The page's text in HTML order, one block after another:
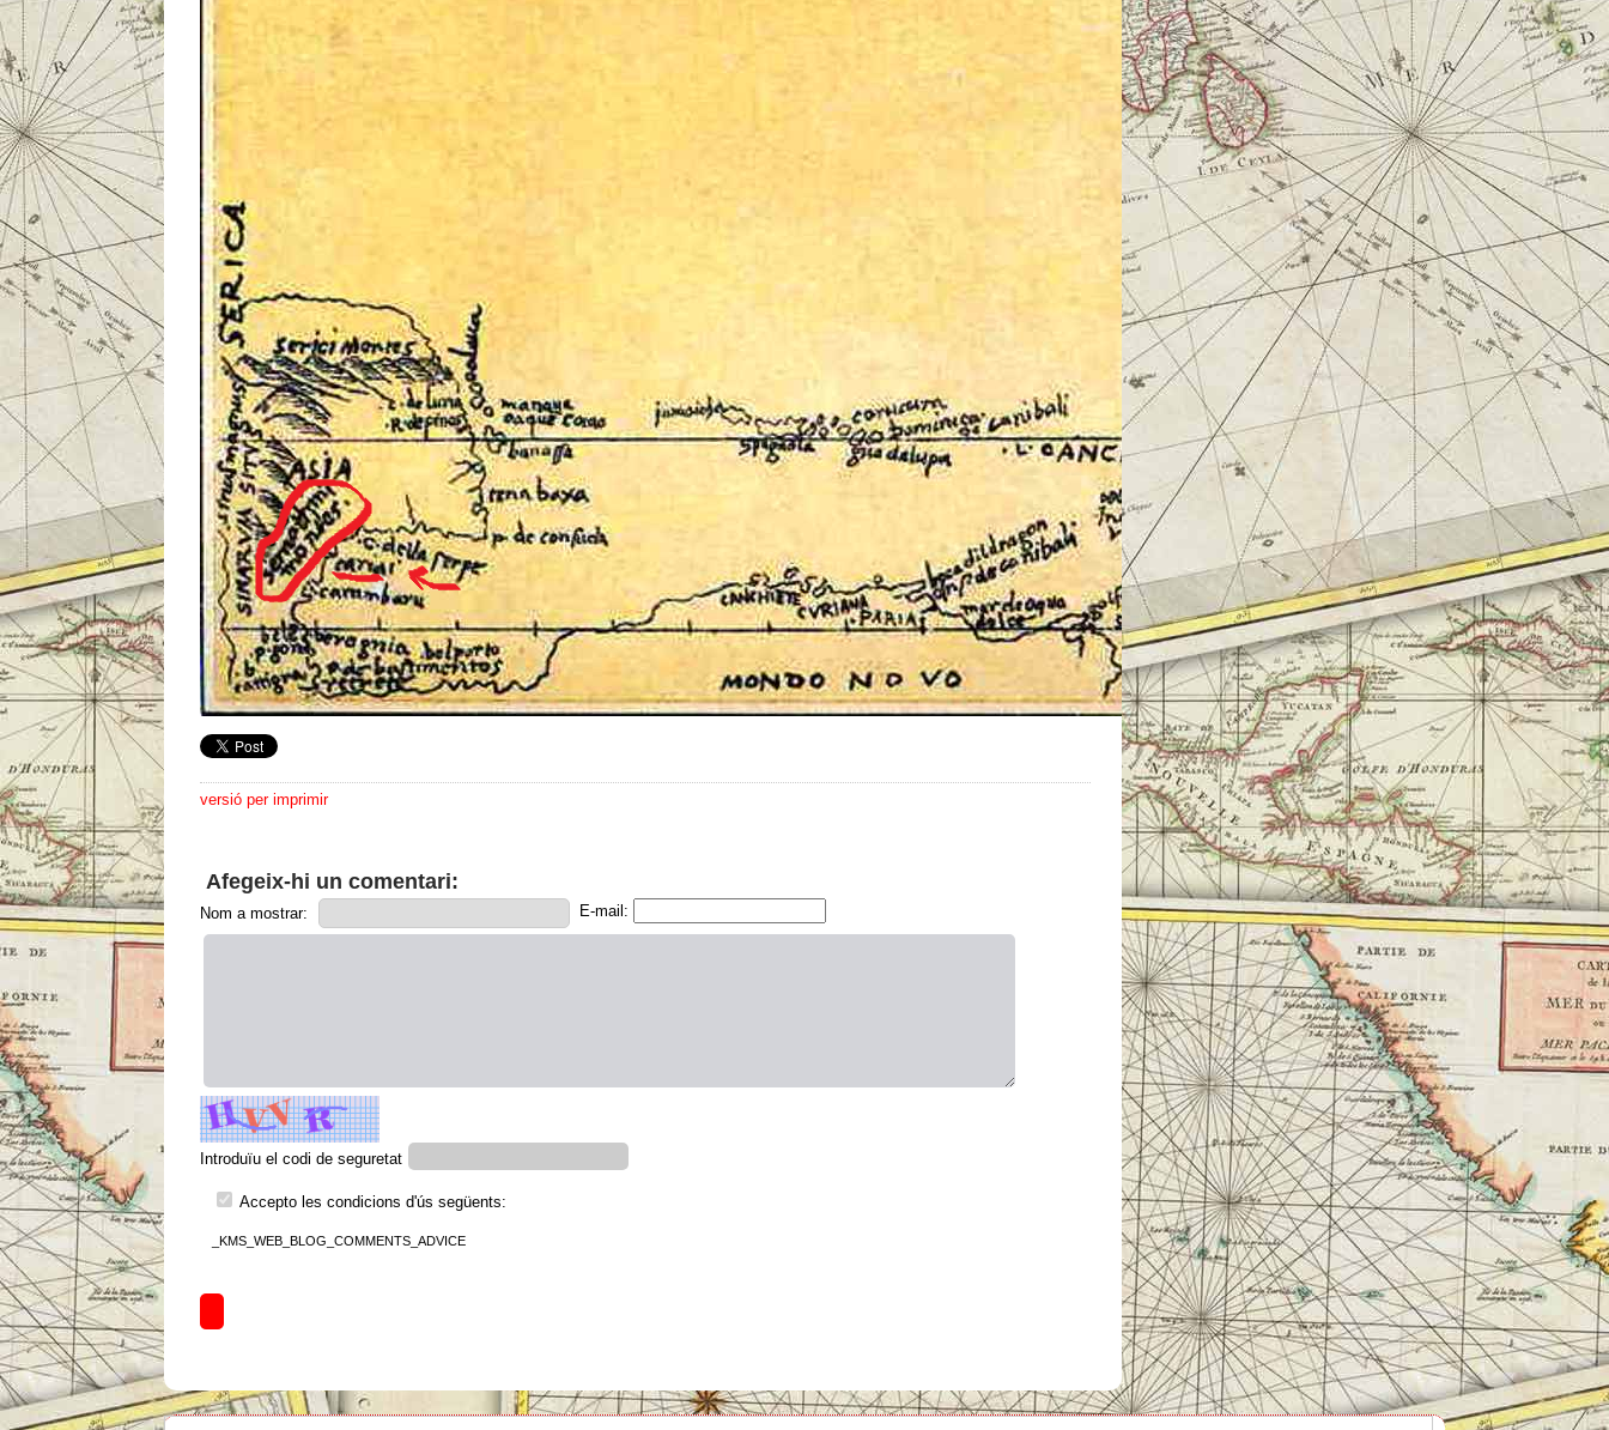
versió per imprimir
Afegeix-hi un comentari:
Nom a mostrar: E-mail:
Introduïu el codi de seguretat
Accepto les condicions d'ús següents:
_KMS_WEB_BLOG_COMMENTS_ADVICE